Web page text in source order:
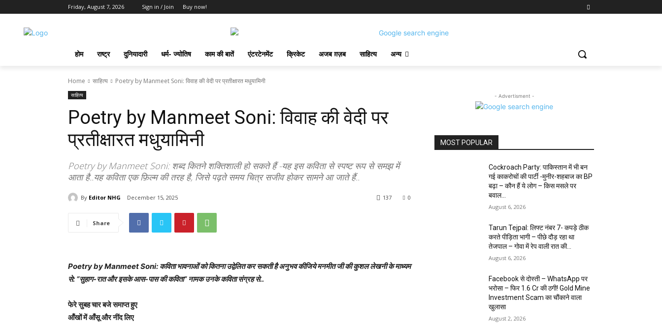
Friday, August 7, 2026 Sign in / Join Buy now!
होम राष्ट्र दुनियादारी धर्म- ज्योतिष काम की बातें एंटरटेनमेंट क्रिकेट अजब ग़ज़ब साहित्य अन्य
Home साहित्य Poetry by Manmeet Soni: विवाह की वेदी पर प्रतीक्षारत मधुयामिनी
साहित्य
Poetry by Manmeet Soni: विवाह की वेदी पर
प्रतीक्षारत मधुयामिनी
Poetry by Manmeet Soni: शब्द कितने शक्तिशाली हो सकते हैं -यह इस कविता से स्पष्ट रूप से समझ में
आता है..यह कविता एक फ़िल्म की तरह है, जिसे पढ़ते समय चित्र सजीव होकर सामने आ जाते हैं..
By Editor NHG December 15, 2025 0
137
Share
Poetry by Manmeet Soni: कविता भावनाओं को कितना उद्वेलित कर सकती है अनुभव कीजिये मनमीत जी की कुशल लेखनी के माध्यम
से: “सुहाग-रात और इसके आस-पास की कविता” नामक उनके कविता संग्रह से..
फेरे सुबह चार बजे समाप्त हुए
आँखों में आँसू और नींद लिए
- Advertisment -
MOST POPULAR
Cockroach Party: पाकिस्तान में भी बन
गई काकरोचों की पार्टी -मुनीर-शहबाज का BP
बढ़ा – कौन हैं ये लोग – किस मसले पर
बवाल...
August 6, 2026
Tarun Tejpal: लिफ्ट नंबर 7- कपड़े ठीक
करते पीड़िता भागी – पीछे दौड़ रहा था
तेजपाल – गोवा में रेप वाली रात की...
August 6, 2026
Facebook से दोस्ती – WhatsApp पर
भरोसा – फिर 1.6 Cr की ठगी! Gold Mine
Investment Scam का चौंकाने वाला
खुलासा
August 2, 2026